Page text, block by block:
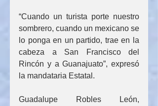
“Cuando un turista porte nuestro
sombrero, cuando un mexicano se
lo ponga en un partido, trae en la
cabeza a San Francisco del
Rincón y a Guanajuato”, expresó
la mandataria Estatal.
Guadalupe Robles León,